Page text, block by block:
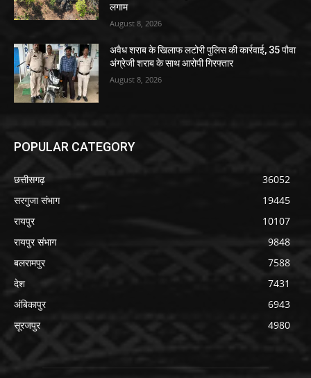
लगाम
August 8, 2026
अवैध शराब के खिलाफ लटोरी पुलिस की कार्रवाई, 35 पौवा
अंग्रेजी शराब के साथ आरोपी गिरफ्तार
August 8, 2026
POPULAR CATEGORY
छत्तीसगढ़
36052
सरगुजा संभाग
19445
रायपुर
10107
रायपुर संभाग
9848
बलरामपुर
7588
देश
7431
अंबिकापुर
6943
सूरजपुर
4980